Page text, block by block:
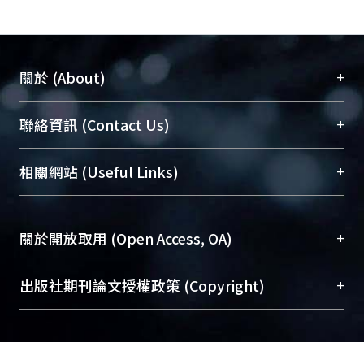
關於 (About) +
臺大位居世界頂尖大學之列，為永久珍藏及向國際
展現本校豐碩的研究成果及學術能量，圖書館整合
機構典藏（NTUR）與學術庫（AH）不同功能平
台，成為臺大學術典藏NTU scholars。期能整合研
究能量、促進交流合作、保存學術產出、推廣研究
成果。
To permanently archive and promote researcher
profiles and scholarly works, Library integrates the
services of “NTU Repository” with “Academic
聯絡資訊 (Contact Us) +
總館學科館員(Main Library)
醫學圖書館學科館員(Medical Library)
(Social
Sciences Library)
相關網站 (Useful Links) +
關於開放取用 (Open Access, OA) +
開放取用是從使用者角度提升資訊取用性的社會運
動，應用在學術研究上是透過將研究著作公開供使
出版社期刊論文授權政策 (Copyright) +